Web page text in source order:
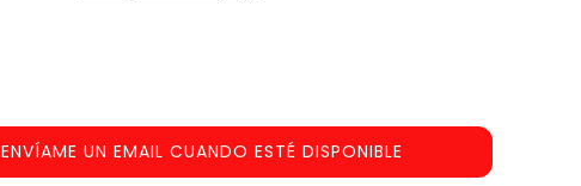
ENVÍAME UN EMAIL CUANDO ESTÉ DISPONIBLE